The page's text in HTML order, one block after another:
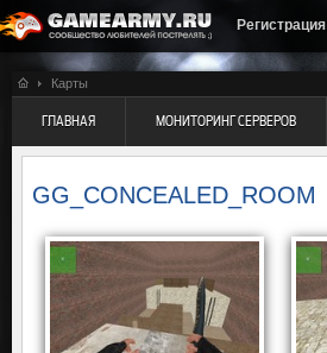
Регистрация
Карты
ГЛАВНАЯ МОНИТОРИНГ СЕРВЕРОВ
GG_CONCEALED_ROOM